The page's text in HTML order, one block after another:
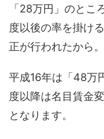
「28万円」のとこ
度以後の率を掛け
正が行われたから。
平成16年は「48万
度以降は名目賃金
となります。